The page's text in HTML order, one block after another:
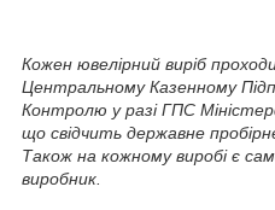
Кожен ювелірний виріб
Центральному Казенному
Контролю у разі ГПС
що свідчить державне
Також на кожному виробі є
виробник.